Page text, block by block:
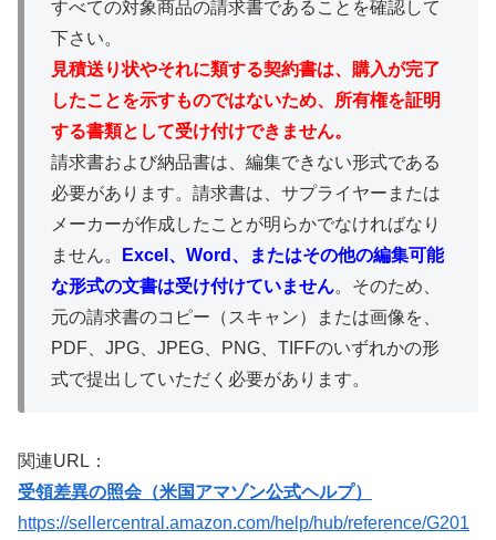
すべての対象商品の請求書であることを確認して
下さい。
見積送り状やそれに類する契約書は、購入が完了
したことを示すものではないため、所有権を証明
する書類として受け付けできません。
請求書および納品書は、編集できない形式である
必要があります。請求書は、サプライヤーまたは
メーカーが作成したことが明らかでなければなり
ません。
Excel、Word、またはその他の編集可能
な形式の文書は受け付けていません。そのため、
元の請求書のコピー（スキャン）または画像を、
PDF、JPG、JPEG、PNG、TIFFのいずれかの形
式で提出していただく必要があります。
関連URL：
受領差異の照会（米国アマゾン公式ヘルプ）
https://sellercentral.amazon.com/help/hub/reference/G201